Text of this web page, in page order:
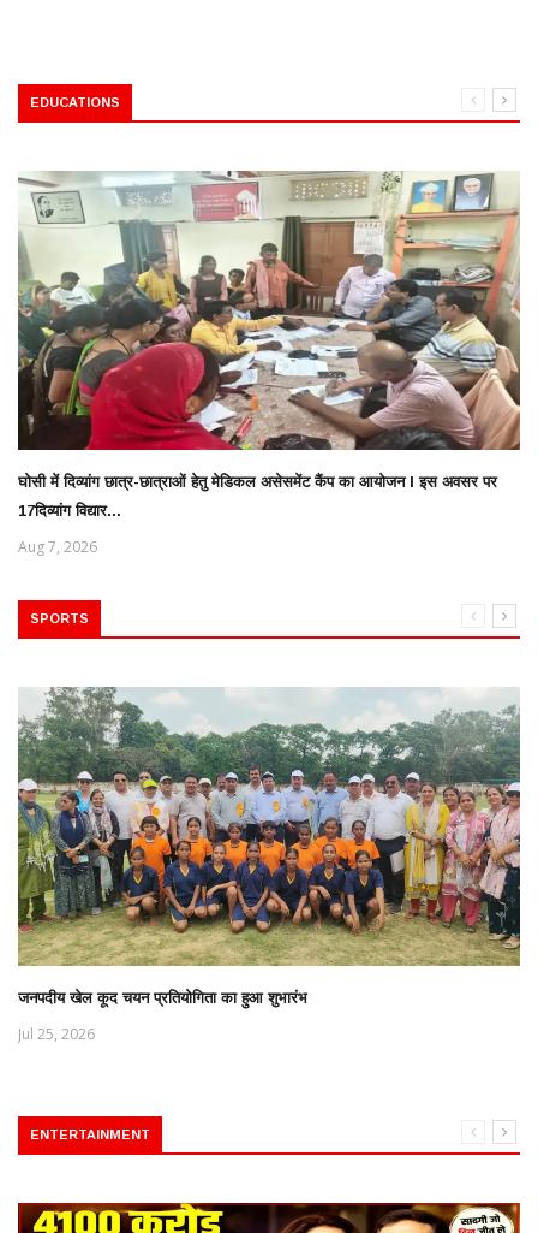
EDUCATIONS
घोसी में दिव्यांग छात्र-छात्राओं हेतु मेडिकल असेसमेंट कैंप का आयोजन l इस अवसर पर
17दिव्यांग विद्यार...
Aug 7, 2026
SPORTS
जनपदीय खेल कूद चयन प्रतियोगिता का हुआ शुभारंभ
Jul 25, 2026
ENTERTAINMENT